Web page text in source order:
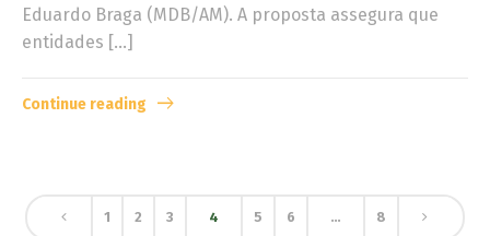
Eduardo Braga (MDB/AM). A proposta assegura que
entidades […]
Continue reading
1 2 3 4 5 6 … 8